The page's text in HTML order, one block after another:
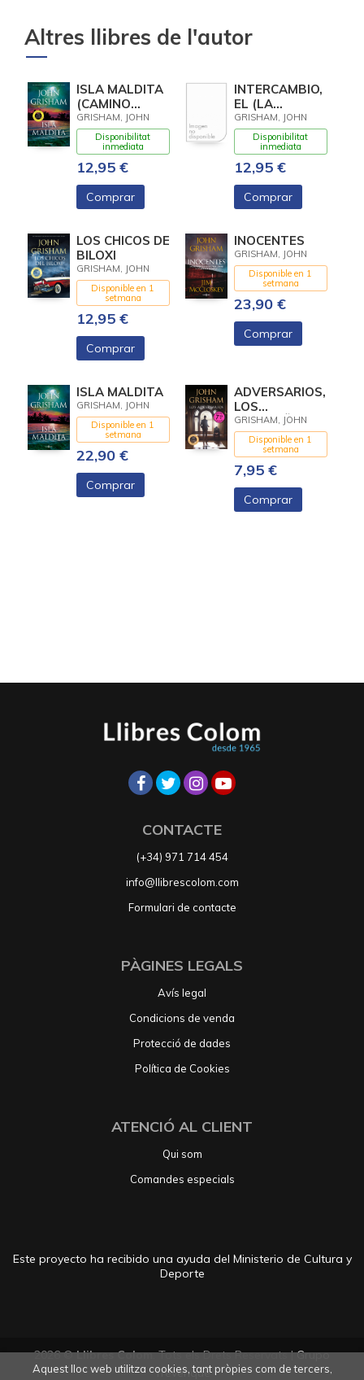
Altres llibres de l'autor
ISLA MALDITA
(CAMINO
ISLAND 3)
GRISHAM, JOHN
Disponibilitat
inmediata
12,95 €
Comprar
INTERCAMBIO,
EL (LA
TAPADERA 2)
GRISHAM, JOHN
Disponibilitat
inmediata
12,95 €
Comprar
LOS CHICOS DE
BILOXI
GRISHAM, JOHN
Disponible en 1
setmana
12,95 €
Comprar
INOCENTES
GRISHAM, JOHN
Disponible en 1
setmana
23,90 €
Comprar
ISLA MALDITA
GRISHAM, JOHN
Disponible en 1
setmana
22,90 €
Comprar
ADVERSARIOS,
LOS
(CAMPAÑA DE
VERANO
EDICION
LIMITADA)
GRISHAM, JOHN
Disponible en 1
setmana
7,95 €
Comprar
CONTACTE
(+34) 971 714 454
info@llibrescolom.com
Formulari de contacte
PÀGINES LEGALS
Avís legal
Condicions de venda
Protecció de dades
Política de Cookies
ATENCIÓ AL CLIENT
Qui som
Comandes especials
Este proyecto ha recibido una ayuda del Ministerio de Cultura y
Deporte
2026 ©Llibres Colom. Tots els Drets Reservats |Grupo
Trevenque
Aquest lloc web utilitza cookies, tant pròpies com de tercers,